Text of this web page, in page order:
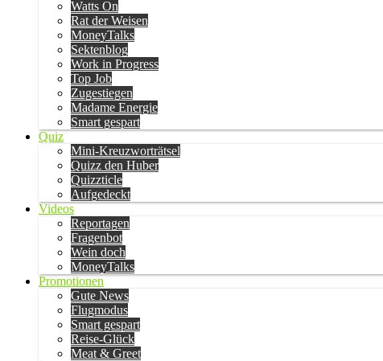
Watts On
Rat der Weisen
MoneyTalks
Sektenblog
Work in Progress
Top Job
Zugestiegen
Madame Energie
Smart gespart
Quiz
Mini-Kreuzworträtsel
Quizz den Huber
Quizzticle
Aufgedeckt
Videos
Reportagen
Fragenbot
Wein doch
MoneyTalks
Promotionen
Gute News
Flugmodus
Smart gespart
Reise-Glück
Meat & Greet